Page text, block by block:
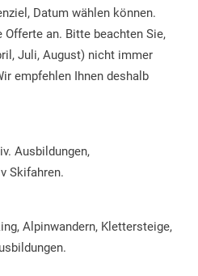
Datum wählen können.
Offerte an. Bitte beachten Sie,
Juli, August) nicht immer
empfehlen Ihnen deshalb
Ausbildungen,
Skifahren.
Alpinwandern, Klettersteige,